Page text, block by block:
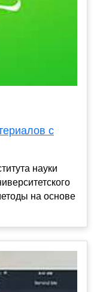
с
науки
на основе